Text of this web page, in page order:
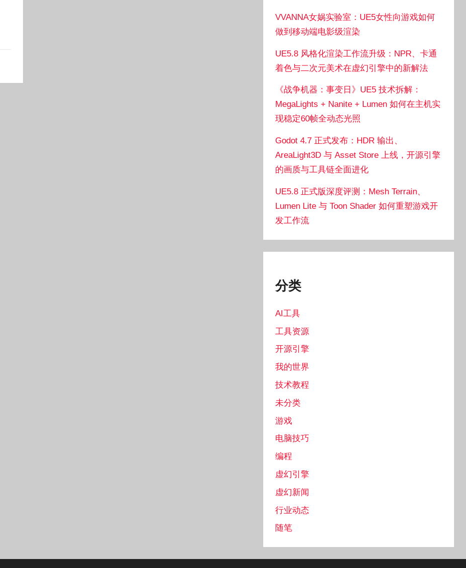
VVANNA女娲实验室：UE5女性向游戏如何
做到移动端电影级渲染
UE5.8 风格化渲染工作流升级：NPR、卡通
着色与二次元美术在虚幻引擎中的新解法
《战争机器：事变日》UE5 技术拆解：
MegaLights + Nanite + Lumen 如何在主机实
现稳定60帧全动态光照
Godot 4.7 正式发布：HDR 输出、
AreaLight3D 与 Asset Store 上线，开源引擎
的画质与工具链全面进化
UE5.8 正式版深度评测：Mesh Terrain、
Lumen Lite 与 Toon Shader 如何重塑游戏开
发工作流
分类
AI工具
工具资源
开源引擎
我的世界
技术教程
未分类
游戏
电脑技巧
编程
虚幻引擎
虚幻新闻
行业动态
随笔